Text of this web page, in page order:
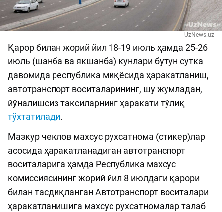
UzNews.uz
Қарор билан жорий йил 18-19 июль ҳамда 25-26
июль (шанба ва якшанба) кунлари бутун сутка
давомида республика миқёсида ҳаракатланиш,
автотранспорт воситаларининг, шу жумладан,
йўналишсиз таксиларнинг ҳаракати тўлиқ
тўхтатилади.
Мазкур чеклов махсус рухсатнома (стикер)лар
асосида ҳаракатланадиган автотранспорт
воситаларига ҳамда Республика махсус
комиссиясининг жорий йил 8 июлдаги қарори
билан тасдиқланган Автотранспорт воситалари
ҳаракатланишига махсус рухсатномалар талаб